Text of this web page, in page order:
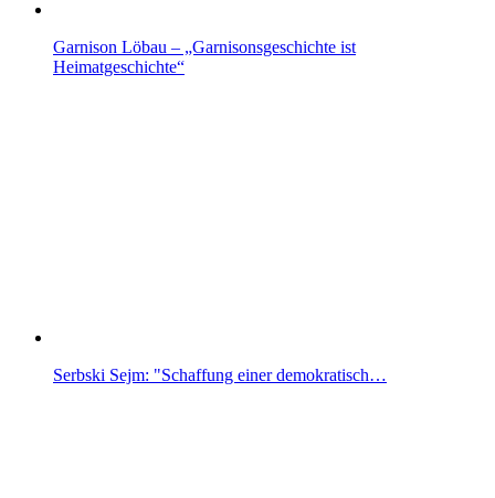
Garnison Löbau – „Garnisonsgeschichte ist
Heimatgeschichte“
Serbski Sejm: "Schaffung einer demokratisch…